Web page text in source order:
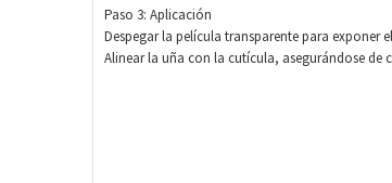
Paso 3: Aplicación
Despegar la película transparente para exponer
Alinear la uña con la cutícula, asegurándose de